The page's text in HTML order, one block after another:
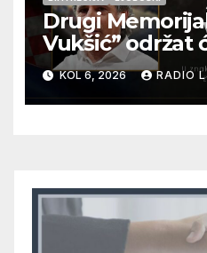
Drugi
Vukšić” održat
12. kolovoza u
KOL 6, 2026 RADIO